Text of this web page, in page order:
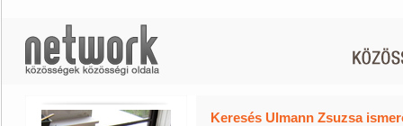
Keresés Ulmann Zsuzsa